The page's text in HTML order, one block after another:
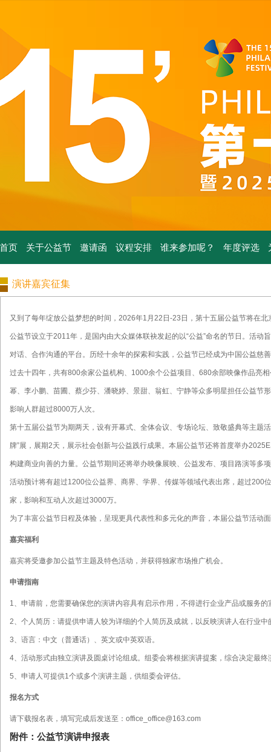
首页 关于公益节 邀请函 议程安排 谁来参加呢？ 年度评选
演讲嘉宾征集
又到了每年绽放公益梦想的时间，2026年1月22日-23日，第十五届公益节将在北
公益节设立于2011年，是国内由大众媒体联袂发起的以“公益”命名的节日。活动
对话、合作沟通的平台。历经十余年的探索和实践，公益节已经成为中国公益慈
过去十四年，共有800余家公益机构、1000余个公益项目、680余部映像作品亮
幂、李小鹏、苗圃、蔡少芬、潘晓婷、景甜、翁虹、宁静等众多明星担任公益节
影响人群超过8000万人次。
第十五届公益节为期两天，设有开幕式、全体会议、专场论坛、致敬盛典等主题
牌”展，展期2天，展示社会创新与公益践行成果。本届公益节还将首度举办
构建商业向善的力量。公益节期间还将举办映像展映、公益发布、项目路演等多
活动预计将有超过1200位公益界、商界、学界、传媒等领域代表出席，超过200
家，影响和互动人次超过3000万。
为了丰富公益节日程及体验，呈现更具代表性和多元化的声音，本届公益节活动
嘉宾福利
嘉宾将受邀参加公益节主题及特色活动，并获得独家市场推广机会。
申请指南
1、申请前，您需要确保您的演讲内容具有启示作用，不得进行企业产品或服务的
2、个人简历：请提供申请人较为详细的个人简历及成就，以反映演讲人在行业中
3、语言：中文（普通话）、英文或中英双语。
4、活动形式由独立演讲及圆桌讨论组成。组委会将根据演讲提案，综合决定最终
5、申请人可提供1个或多个演讲主题，供组委会评估。
报名方式
请下载报名表，填写完成后发送至：office_office@163.com
附件：公益节演讲申报表